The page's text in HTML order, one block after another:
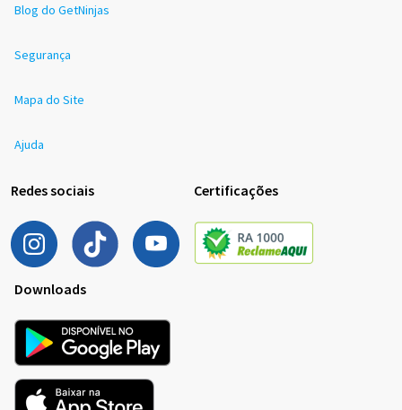
Blog do GetNinjas
Segurança
Mapa do Site
Ajuda
Redes sociais Certificações
Downloads